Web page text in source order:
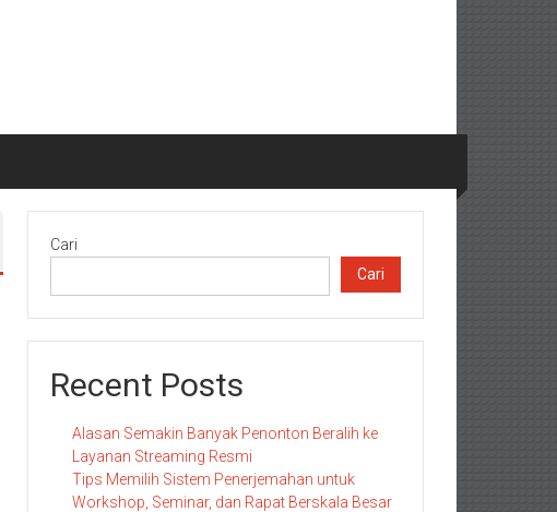
Cari
Cari
Recent Posts
Alasan Semakin Banyak Penonton Beralih ke
Layanan Streaming Resmi
Tips Memilih Sistem Penerjemahan untuk
Workshop, Seminar, dan Rapat Berskala Besar